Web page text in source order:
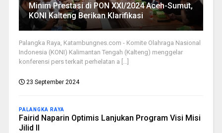
Minim Prestasi di PON XXI/2024 Aceh-Sumut,
KONI Kalteng Berikan Klarifikasi
Palangka Raya, Katambungnes.com - Komite Olahraga Nasional
Indonesia (KONI) Kalimantan Tengah (Kalteng) menggelar
konferensi pers terkait perhelatan a [...]
23 September 2024
PALANGKA RAYA
Fairid Naparin Optimis Lanjukan Program Visi Misi
Jilid II